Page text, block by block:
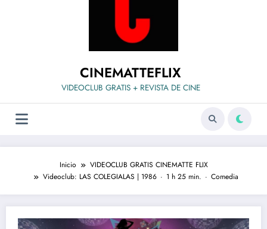
CINEMATTEFLIX
VIDEOCLUB GRATIS + REVISTA DE CINE
Inicio
VIDEOCLUB GRATIS CINEMATTE FLIX
Videoclub: LAS COLEGIALAS | 1986 · 1 h 25 min. · Comedia